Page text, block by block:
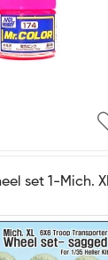
set 1-Mich.